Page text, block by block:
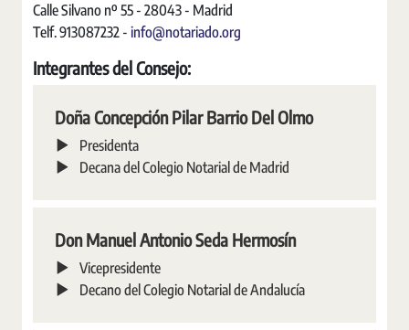
Calle Silvano nº 55 - 28043 - Madrid
Telf. 913087232 - info@notariado.org
Integrantes del Consejo:
Doña Concepción Pilar Barrio Del Olmo
Presidenta
Decana del Colegio Notarial de Madrid
Don Manuel Antonio Seda Hermosín
Vicepresidente
Decano del Colegio Notarial de Andalucía